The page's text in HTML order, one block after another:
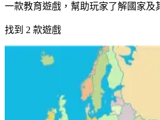
一款教育遊戲，幫助玩家了解國家及
找到 2 款遊戲